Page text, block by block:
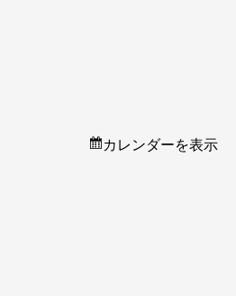
カレンダーを表示